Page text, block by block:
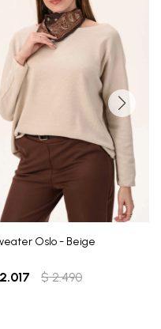
Oslo - Beige
2.017 $ 2.490